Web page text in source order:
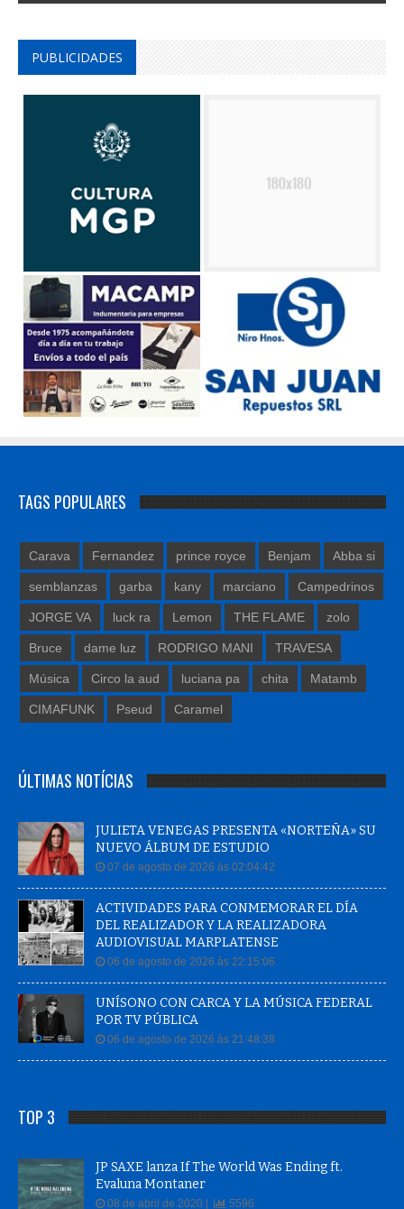
PUBLICIDADES
TAGS POPULARES
Carava Fernandez prince royce Benjam Abba si
semblanzas garba kany marciano Campedrinos
JORGE VA luck ra Lemon THE FLAME zolo
Bruce dame luz RODRIGO MANI TRAVESA
Música Circo la aud luciana pa chita Matamb
CIMAFUNK Pseud Caramel
ÚLTIMAS NOTÍCIAS
JULIETA VENEGAS PRESENTA «NORTEÑA» SU
NUEVO ÁLBUM DE ESTUDIO
07 de agosto de 2026 às 02:04:42
ACTIVIDADES PARA CONMEMORAR EL DÍA
DEL REALIZADOR Y LA REALIZADORA
AUDIOVISUAL MARPLATENSE
06 de agosto de 2026 às 22:15:06
UNÍSONO CON CARCA Y LA MÚSICA FEDERAL
POR TV PÚBLICA
06 de agosto de 2026 às 21:48:38
TOP 3
JP SAXE lanza If The World Was Ending ft.
Evaluna Montaner
08 de abril de 2020 | 5596